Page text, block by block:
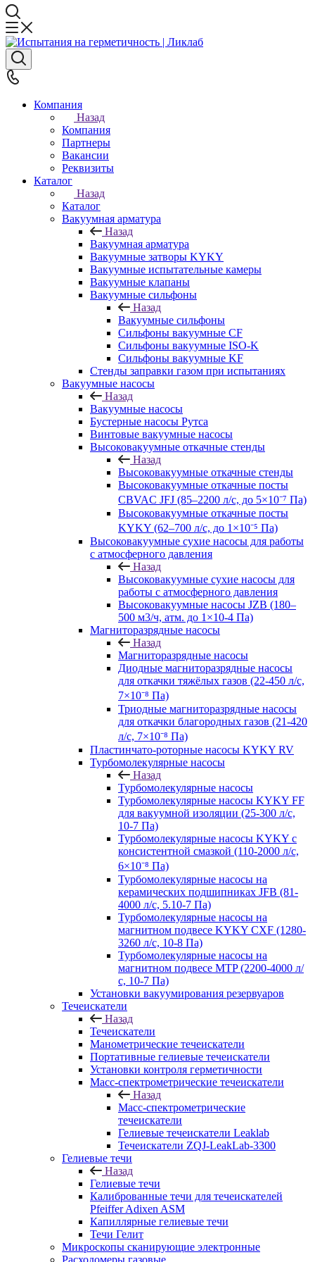
Компания
Назад
Компания
Партнеры
Вакансии
Реквизиты
Каталог
Назад
Каталог
Вакуумная арматура
Назад
Вакуумная арматура
Вакуумные затворы KYKY
Вакуумные испытательные камеры
Вакуумные клапаны
Вакуумные сильфоны
Назад
Вакуумные сильфоны
Сильфоны вакуумные CF
Сильфоны вакуумные ISO-K
Сильфоны вакуумные KF
Стенды заправки газом при испытаниях
Вакуумные насосы
Назад
Вакуумные насосы
Бустерные насосы Рутса
Винтовые вакуумные насосы
Высоковакуумные откачные стенды
Назад
Высоковакуумные откачные стенды
Высоковакуумные откачные посты
CBVAC JFJ (85–2200 л/с, до 5×10⁻⁷ Па)
Высоковакуумные откачные посты
KYKY (62–700 л/с, до 1×10⁻⁵ Па)
Высоковакуумные сухие насосы для работы
с атмосферного давления
Назад
Высоковакуумные сухие насосы для
работы с атмосферного давления
Высоковакуумные насосы JZB (180–
500 м3/ч, атм. до 1×10-4 Па)
Магниторазрядные насосы
Назад
Магниторазрядные насосы
Диодные магниторазрядные насосы
для откачки тяжёлых газов (22-450 л/с,
7×10⁻⁸ Па)
Триодные магниторазрядные насосы
для откачки благородных газов (21-420
л/с, 7×10⁻⁸ Па)
Пластинчато-роторные насосы KYKY RV
Турбомолекулярные насосы
Назад
Турбомолекулярные насосы
Турбомолекулярные насосы KYKY FF
для вакуумной изоляции (25-300 л/с,
10-7 Па)
Турбомолекулярные насосы KYKY с
консистентной смазкой (110-2000 л/с,
6×10⁻⁸ Па)
Турбомолекулярные насосы на
керамических подшипниках JFB (81-
4000 л/с, 5.10-7 Па)
Турбомолекулярные насосы на
магнитном подвесе KYKY CXF (1280-
3260 л/с, 10-8 Па)
Турбомолекулярные насосы на
магнитном подвесе MTP (2200-4000 л/
с, 10-7 Па)
Установки вакуумирования резервуаров
Течеискатели
Назад
Течеискатели
Манометрические течеискатели
Портативные гелиевые течеискатели
Установки контроля герметичности
Масс-спектрометрические течеискатели
Назад
Масс-спектрометрические
течеискатели
Гелиевые течеискатели Leaklab
Течеискатели ZQJ-LeakLab-3300
Гелиевые течи
Назад
Гелиевые течи
Калиброванные течи для течеискателей
Pfeiffer Adixen ASM
Капиллярные гелиевые течи
Течи Гелит
Микроскопы сканирующие электронные
Расходомеры газовые